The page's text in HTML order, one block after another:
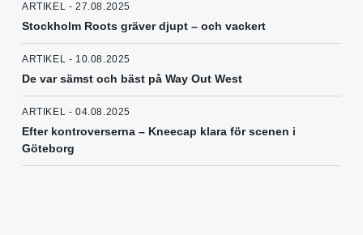
ARTIKEL - 27.08.2025
Stockholm Roots gräver djupt – och vackert
ARTIKEL - 10.08.2025
De var sämst och bäst på Way Out West
ARTIKEL - 04.08.2025
Efter kontroverserna – Kneecap klara för scenen i
Göteborg